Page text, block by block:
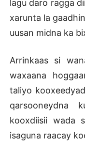
lagu daro ragga
xarunta la
uusan midna ka
Arrinkaas si
waxaana
taliyo
qarsooneydna
kooxdiisii wada
isaguna raacay